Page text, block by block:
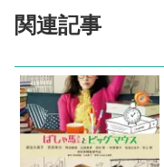
関連記事